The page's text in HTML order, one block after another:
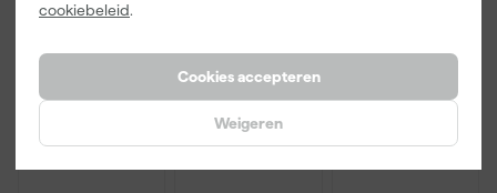
cookiebeleid.
Cookies accepteren
Weigeren